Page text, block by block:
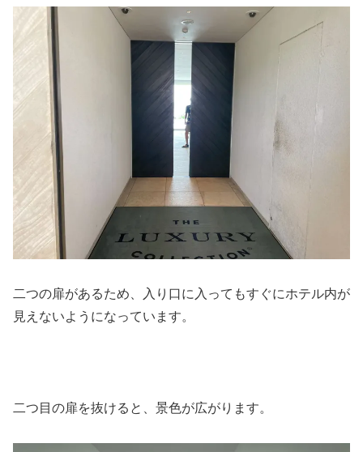
二つの扉があるため、入り口に入ってもすぐにホテル内が
見えないようになっています。
二つ目の扉を抜けると、景色が広がります。